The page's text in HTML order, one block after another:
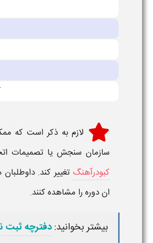
لازم به ذکر است که
سازمان سنجش یا تصمیمات
کبودرآهنگ تغییر کند.
ان دوره را مشاهده کنند.
بیشتر بخوانید:دفترچه ثبت